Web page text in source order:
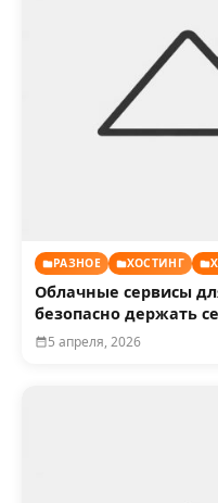
РАЗНОЕ ХОСТИНГ
Облачные сервисы
безопасно держать
5 апреля, 2026